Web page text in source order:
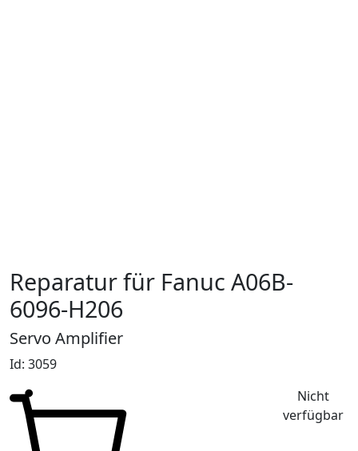
Reparatur für Fanuc A06B-
6096-H206
Servo Amplifier
Id: 3059
Nicht
verfügbar